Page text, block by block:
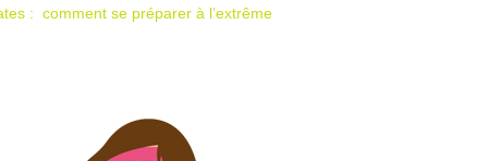
: comment se préparer à l’extrême